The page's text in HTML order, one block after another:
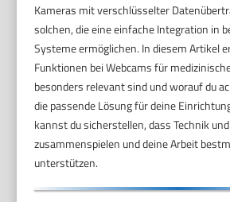
Kameras mit verschlüsselter
solchen, die eine einfache Integration in
Systeme ermöglichen. In diesem Artikel
Funktionen bei Webcams für
besonders relevant sind und worauf du
die passende Lösung für deine
kannst du sicherstellen, dass Technik
zusammenspielen und deine Arbeit
unterstützen.